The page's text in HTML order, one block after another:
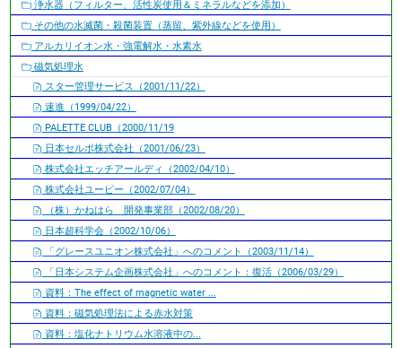
浄水器（フィルター、活性炭使用＆ミネラルなどを添加）
その他の水滅菌・殺菌装置（蒸留、紫外線などを使用）
アルカリイオン水・強電解水・水素水
磁気処理水
スター管理サービス（2001/11/22）
速進（1999/04/22）
PALETTE CLUB（2000/11/19
日本セルポ株式会社（2001/06/23）
株式会社エッチアールディ（2002/04/10）
株式会社ユーピー（2002/07/04）
（株）かねはら 開発事業部（2002/08/20）
日本超科学会（2002/10/06）
「グレースユニオン株式会社」へのコメント（2003/11/14）
「日本システム企画株式会社」へのコメント：復活（2006/03/29）
資料：The effect of magnetic water ...
資料：磁気処理法による赤水対策
資料：塩化ナトリウム水溶液中の...